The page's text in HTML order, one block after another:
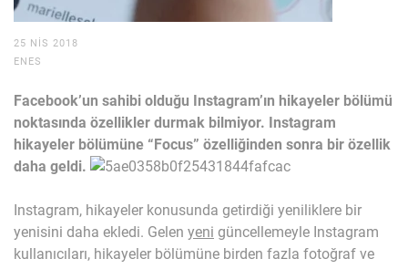
25 NIS 2018
ENES
Facebook’un sahibi olduğu Instagram’ın hikayeler bölümü
noktasında özellikler durmak bilmiyor. Instagram
hikayeler bölümüne “Focus” özelliğinden sonra bir özellik
daha geldi.
Instagram, hikayeler konusunda getirdiği yeniliklere bir
yenisini daha ekledi. Gelen yeni güncellemeyle Instagram
kullanıcıları, hikayeler bölümüne birden fazla fotoğraf ve